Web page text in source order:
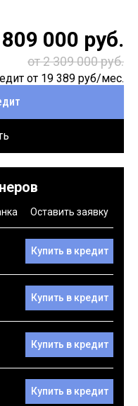
000 руб.
от 2 309 000 руб.
от 19 389 руб/мес.
Оставить заявку
Купить в кредит
Купить в кредит
Купить в кредит
Купить в кредит